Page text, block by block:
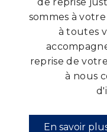
sommes à
à toutes
reprise de
à nous
En savoir